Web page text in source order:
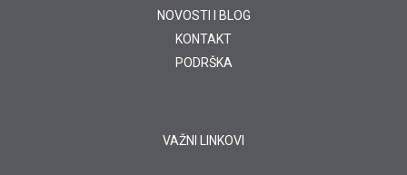
NOVOSTI I BLOG
KONTAKT
PODRŠKA
VAŽNI LINKOVI